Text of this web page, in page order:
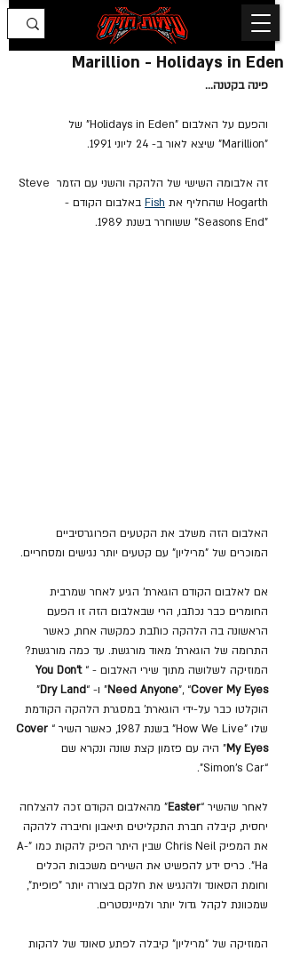
Marillion - Holidays in Eden
פינה בקטנה...
והפעם על האלבום "Holidays in Eden" של
"Marillion" שיצא לאור ב- 24 ליוני 1991.
זה אלבומה השישי של הלהקה והשני עם הזמר Steve
Hogarth שהחליף את
Fish באלבום הקודם -
"Seasons End" ששוחרר בשנת 1989.
האלבום הזה משלב את הקטעים הפרוגרסיביים
המוכרים של "מריליון" עם קטעים יותר נגישים ומסחריים.
אם לאלבום הקודם הוגארת' הגיע לאחר שמרבית
החומרים כבר נכתבו, הרי שבאלבום הזה זו הפעם
הראשונה בה הלהקה כותבת כמקשה אחת, כאשר
התרומה של הוגארת' מאוד מורגשת. עד כמה מורגשת?
המוזיקה לשלושה מתוך שירי האלבום - “ You Don’t
Need Anyone”, “Cover My Eyes ” ו- “Dry Land
”
הוקלטו כבר על-ידי הוגארת' במסגרת הלהקה הקודמת
שלו "How We Live" בשנת 1987, כאשר השיר “
Cover
My Eyes” היה עם פזמון קצת שונה ונקרא שם
“Simon’s Car”.
לאחר שהשיר “Easter” מהאלבום הקודם זכה להצלחה
יחסית, קיבלה חברת התקליטים תיאבון וחיברה ללהקה
את המפיק Chris Neil שבין היתר הפיק להקות כמו "A-
Ha". כריס ידע להפשיט את השירים משכבות הכלים
וחומת הסאונד ולהנגיש את חלקם בצורה יותר "פופית",
שמכוונת לקהל גדול יותר ולמיינסטרים.
המוזיקה של "מריליון" קיבלה לפתע סאונד של להקות